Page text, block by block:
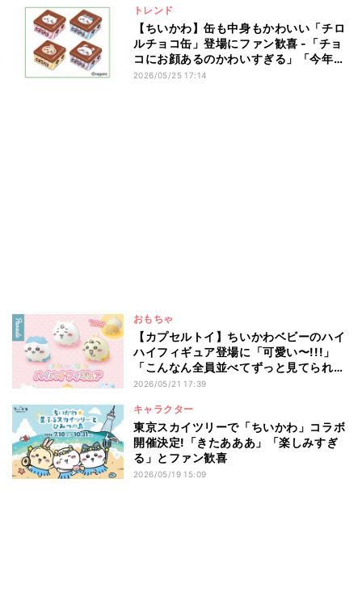
トレンド
【ちいかわ】缶も中身もかわいい「チロ
ルチョコ缶」登場にファン歓喜 -「チョ
コにお顔あるのかわいすぎる」「今年も
楽しみ♪」の声
2026/05/25 17:14
おもちゃ
【カプセルトイ】ちいかわベビーのハイ
ハイフィギュア登場に「可愛い〜!!!」
「こんなん全員並べてずっと見てられる
やん」と話題
2026/05/21 17:39
キャラクター
東京スカイツリーで「ちいかわ」コラボ
開催決定!「きたあああ」「楽しみすぎ
る」とファン歓喜
2026/05/19 15:09